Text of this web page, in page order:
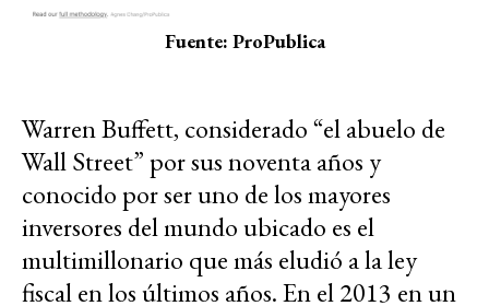
Fuente: ProPublica
Warren Buffett, considerado “el abuelo de
Wall Street” por sus noventa años y
conocido por ser uno de los mayores
inversores del mundo ubicado es el
multimillonario que más eludió a la ley
fiscal en los últimos años. En el 2013 en un